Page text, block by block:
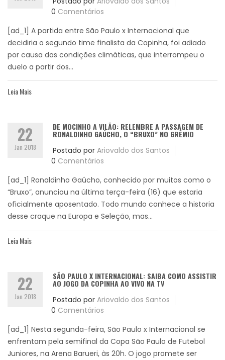
0 Comentários
[ad_1] A partida entre São Paulo x Internacional que
decidiria o segundo time finalista da Copinha, foi adiado
por causa das condições climáticas, que interrompeu o
duelo a partir dos...
Leia Mais
22
Jan 2018
DE MOCINHO A VILÃO: RELEMBRE A PASSAGEM DE
RONALDINHO GAÚCHO, O “BRUXO” NO GRÊMIO
Postado por Ariovaldo dos Santos
0 Comentários
[ad_1] Ronaldinho Gaúcho, conhecido por muitos como o
“Bruxo”, anunciou na última terça-feira (16) que estaria
oficialmente aposentado. Todo mundo conhece a historia
desse craque na Europa e Seleção, mas...
Leia Mais
22
Jan 2018
SÃO PAULO X INTERNACIONAL: SAIBA COMO ASSISTIR
AO JOGO DA COPINHA AO VIVO NA TV
Postado por Ariovaldo dos Santos
0 Comentários
[ad_1] Nesta segunda-feira, São Paulo x Internacional se
enfrentam pela semifinal da Copa São Paulo de Futebol
Juniores, na Arena Barueri, às 20h. O jogo promete ser